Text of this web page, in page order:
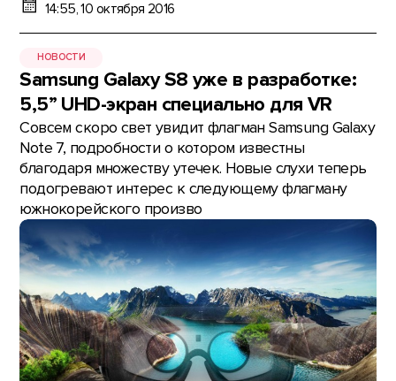
14:55, 10 октября 2016
НОВОСТИ
Samsung Galaxy S8 уже в разработке:
5,5” UHD-экран специально для VR
Совсем скоро свет увидит флагман Samsung Galaxy
Note 7, подробности о котором известны
благодаря множеству утечек. Новые слухи теперь
подогревают интерес к следующему флагману
южнокорейского произво